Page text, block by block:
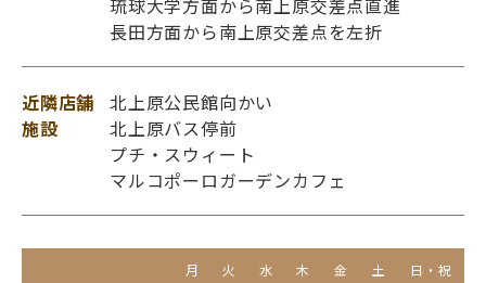
琉球大学方面から南上原交差点直進
長田方面から南上原交差点を左折
近隣店舗
施設
北上原公民館向かい
北上原バス停前
プチ・スウィート
マルコポーロガーデンカフェ
月 火 水 木 金 土 日・祝